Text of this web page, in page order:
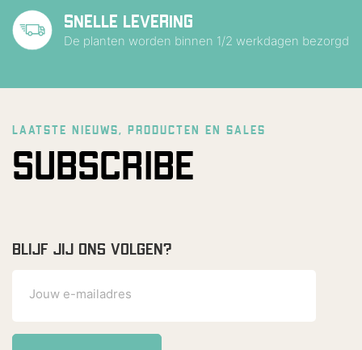
SNELLE LEVERING
De planten worden binnen 1/2 werkdagen bezorgd
LAATSTE NIEUWS, PRODUCTEN EN SALES
SUBSCRIBE
BLIJF JIJ ONS VOLGEN?